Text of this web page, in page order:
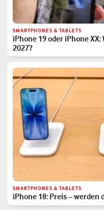
SMARTPHONES & TABLETS
iPhone 19 oder iPhone
2027?
SMARTPHONES & TABLETS
iPhone 18: Preis –